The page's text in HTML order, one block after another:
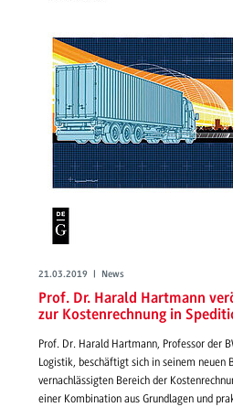
21.03.2019 | News
Prof. Dr. Harald Hartmann
zur Kostenrechnung in
Prof. Dr. Harald Hartmann, Professor der
Logistik, beschäftigt sich in seinem neuen
vernachlässigten Bereich der
einer Kombination aus Grundlagen und